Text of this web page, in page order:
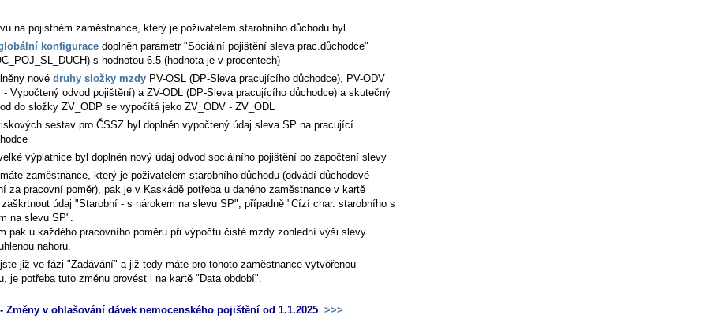
na pojistném zaměstnance, který je poživatelem starobního důchodu byl
konfigurace doplněn parametr "Sociální pojištění sleva prac.důchodce"
s hodnotou 6.5 (hodnota je v procentech)
nové druhy složky mzdy PV-OSL (DP-Sleva pracujícího důchodce), PV-ODV
- Vypočtený odvod pojištění) a ZV-ODL (DP-Sleva pracujícího důchodce) a skutečný
do složky ZV_ODP se vypočítá jeko ZV_ODV - ZV_ODL
sestav pro ČSSZ byl doplněn vypočtený údaj sleva SP na pracující
výplatnice byl doplněn nový údaj odvod sociálního pojištění po započtení slevy
zaměstnance, který je poživatelem starobního důchodu (odvádí důchodové
za pracovní poměr), pak je v Kaskádě potřeba u daného zaměstnance v kartě
údaj "Starobní - s nárokem na slevu SP", případně "Cízí char. starobního s
na slevu SP".
pak u každého pracovního poměru při výpočtu čisté mzdy zohlední výši slevy
nahoru.
již ve fázi "Zadávání" a již tedy máte pro tohoto zaměstnance vytvořenou
je potřeba tuto změnu provést i na kartě "Data období".
Změny v ohlašování dávek nemocenského pojištění od 1.1.2025 >>>